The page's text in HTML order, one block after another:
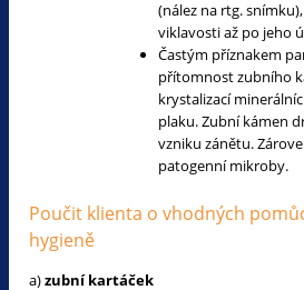
(nález na rtg.
viklavosti až po jeho
Častým příznakem
přítomnost zubního
krystalizací
plaku. Zubní kámen
vzniku zánětu.
patogenní mikroby.
Poučit klienta o vhodných
hygieně
a)zubní kartáček